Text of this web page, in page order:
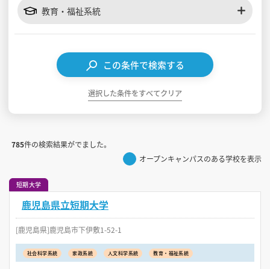
見学会WEB手引書
教育・福祉系統
この条件で検索する
選択した条件をすべてクリア
785件の検索結果がでました。
オープンキャンパスのある学校を表示
短期大学
鹿児島県立短期大学
[鹿児島県]鹿児島市下伊敷1-52-1
社会科学系統 家政系統 人文科学系統 教育・福祉系統